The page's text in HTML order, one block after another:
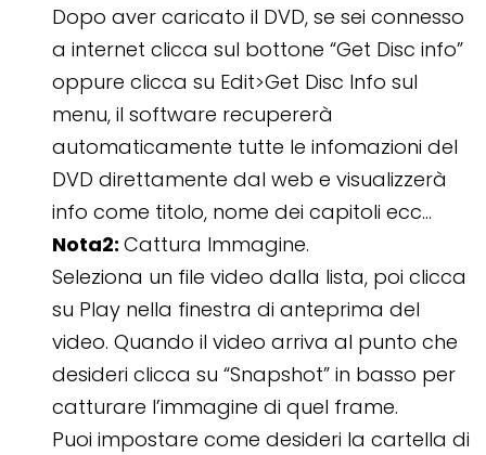
Dopo aver caricato il DVD, se sei connesso
a internet clicca sul bottone “Get Disc info”
oppure clicca su Edit>Get Disc Info sul
menu, il software recupererà
automaticamente tutte le infomazioni del
DVD direttamente dal web e visualizzerà
info come titolo, nome dei capitoli ecc…
Nota2: Cattura Immagine.
Seleziona un file video dalla lista, poi clicca
su Play nella finestra di anteprima del
video. Quando il video arriva al punto che
desideri clicca su “Snapshot” in basso per
catturare l’immagine di quel frame.
Puoi impostare come desideri la cartella di